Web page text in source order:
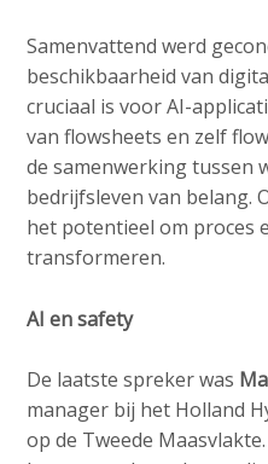
Samenvattend werd
beschikbaarheid van
cruciaal is voor AI-
van flowsheets en zelf
de samenwerking tussen
bedrijfsleven van belang.
het potentieel om proces
transformeren.
AI en safety
De laatste spreker was
manager bij het Holland
op de Tweede